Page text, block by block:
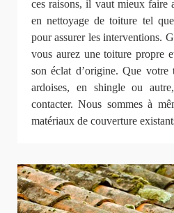
ces raisons, il vaut mieux faire
en nettoyage de toiture tel
pour assurer les interventions.
vous aurez une toiture propre
son éclat d’origine. Que
ardoises, en shingle ou
contacter. Nous sommes à
matériaux de couverture